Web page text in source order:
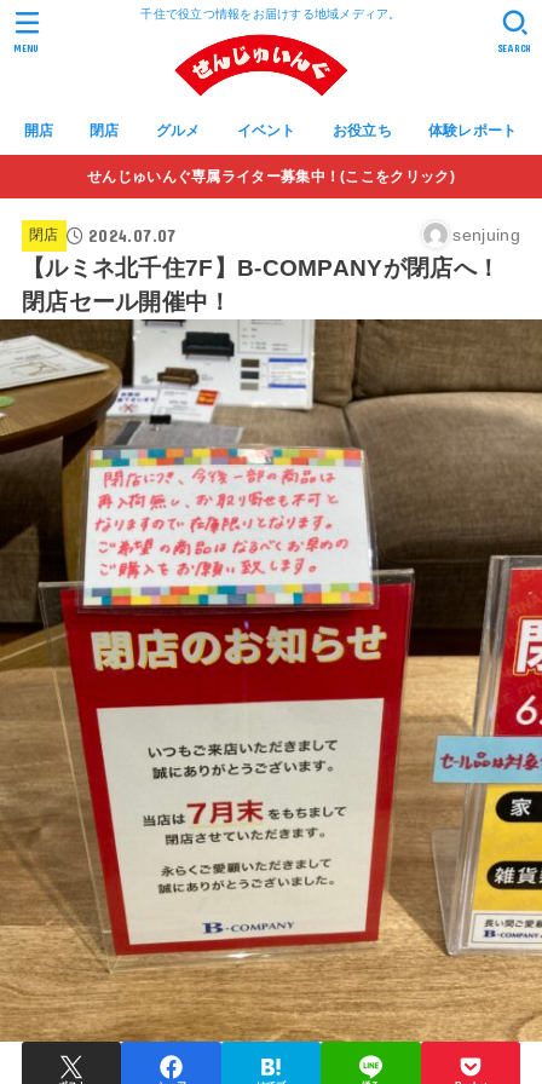
千住で役立つ情報をお届けする地域メディア。
開店 閉店 グルメ イベント お役立ち 体験レポート
SEARCH
MENU
せんじゅいんぐ専属ライター募集中！(ここをクリック)
閉店 2024.07.07 senjuing
【ルミネ北千住7F】B-COMPANYが閉店へ！
閉店セール開催中！